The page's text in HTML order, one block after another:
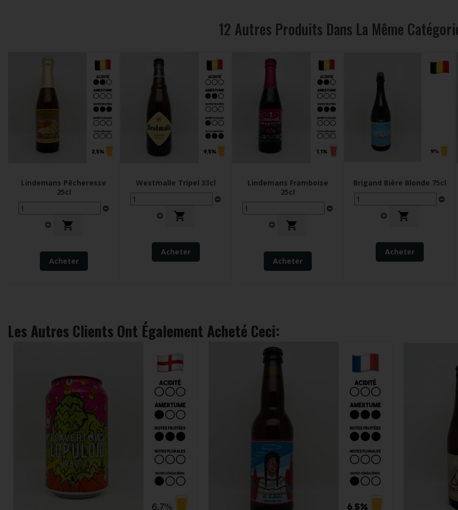
12 Autres Produits Dans La Même
Lindemans Pêcheresse
25cl

Acheter
Westmalle Tripel 33cl

Acheter
Lindemans Framboise
25cl

Acheter
Brigand Bière Blonde 75cl

Acheter
Les Autres Clients Ont Également Acheté Ceci: